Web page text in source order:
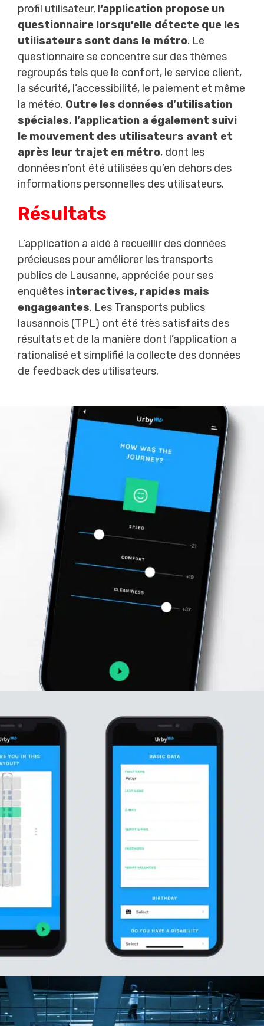
profil utilisateur, l‘application propose un
questionnaire lorsqu’elle détecte que les
utilisateurs sont dans le métro. Le
questionnaire se concentre sur des thèmes
regroupés tels que le confort, le service client,
la sécurité, l’accessibilité, le paiement et même
la météo. Outre les données d’utilisation
spéciales, l’application a également suivi
le mouvement des utilisateurs avant et
après leur trajet en métro, dont les
données n’ont été utilisées qu’en dehors des
informations personnelles des utilisateurs.
Résultats
L’application a aidé à recueillir des données
précieuses pour améliorer les transports
publics de Lausanne, appréciée pour ses
enquêtes interactives, rapides mais
engageantes. Les Transports publics
lausannois (TPL) ont été très satisfaits des
résultats et de la manière dont l’application a
rationalisé et simplifié la collecte des données
de feedback des utilisateurs.